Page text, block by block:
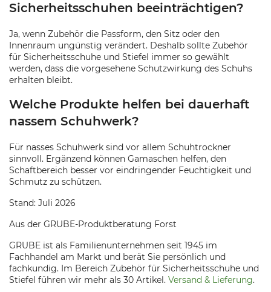
Sicherheitsschuhen beeinträchtigen?
Ja, wenn Zubehör die Passform, den Sitz oder den
Innenraum ungünstig verändert. Deshalb sollte Zubehör
für Sicherheitsschuhe und Stiefel immer so gewählt
werden, dass die vorgesehene Schutzwirkung des Schuhs
erhalten bleibt.
Welche Produkte helfen bei dauerhaft
nassem Schuhwerk?
Für nasses Schuhwerk sind vor allem Schuhtrockner
sinnvoll. Ergänzend können Gamaschen helfen, den
Schaftbereich besser vor eindringender Feuchtigkeit und
Schmutz zu schützen.
Stand: Juli 2026
Aus der GRUBE-Produktberatung Forst
GRUBE ist als Familienunternehmen seit 1945 im
Fachhandel am Markt und berät Sie persönlich und
fachkundig. Im Bereich Zubehör für Sicherheitsschuhe und
Stiefel führen wir mehr als 30 Artikel. Versand & Lieferung.